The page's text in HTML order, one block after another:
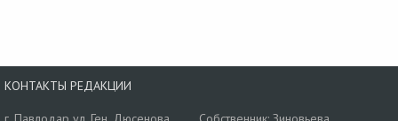
КОНТАКТЫ РЕДАКЦИИ